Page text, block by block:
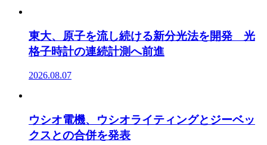
東大、原子を流し続ける新分光法を開発 光
格子時計の連続計測へ前進
2026.08.07
ウシオ電機、ウシオライティングとジーベッ
クスとの合併を発表